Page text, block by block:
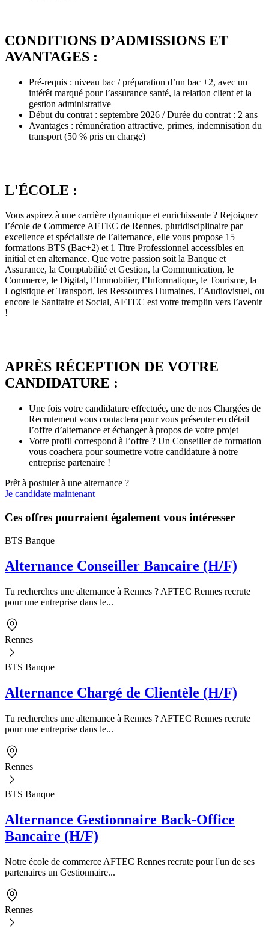
CONDITIONS D’ADMISSIONS ET
AVANTAGES :
Pré-requis : niveau bac / préparation d’un bac +2, avec un
intérêt marqué pour l’assurance santé, la relation client et la
gestion administrative
Début du contrat : septembre 2026 / Durée du contrat : 2 ans
Avantages : rémunération attractive, primes, indemnisation du
transport (50 % pris en charge)
L'ÉCOLE :
Vous aspirez à une carrière dynamique et enrichissante ? Rejoignez
l’école de Commerce AFTEC de Rennes, pluridisciplinaire par
excellence et spécialiste de l’alternance, elle vous propose 15
formations BTS (Bac+2) et 1 Titre Professionnel accessibles en
initial et en alternance. Que votre passion soit la Banque et
Assurance, la Comptabilité et Gestion, la Communication, le
Commerce, le Digital, l’Immobilier, l’Informatique, le Tourisme, la
Logistique et Transport, les Ressources Humaines, l’Audiovisuel, ou
encore le Sanitaire et Social, AFTEC est votre tremplin vers l’avenir
!
APRÈS RÉCEPTION DE VOTRE
CANDIDATURE :
Une fois votre candidature effectuée, une de nos Chargées de
Recrutement vous contactera pour vous présenter en détail
l’offre d’alternance et échanger à propos de votre projet
Votre profil correspond à l’offre ? Un Conseiller de formation
vous coachera pour soumettre votre candidature à notre
entreprise partenaire !
Prêt à postuler à une alternance ?
Je candidate maintenant
Ces offres pourraient également vous intéresser
BTS Banque
Alternance Conseiller Bancaire (H/F)
Tu recherches une alternance à Rennes ? AFTEC Rennes recrute
pour une entreprise dans le...
Rennes
BTS Banque
Alternance Chargé de Clientèle (H/F)
Tu recherches une alternance à Rennes ? AFTEC Rennes recrute
pour une entreprise dans le...
Rennes
BTS Banque
Alternance Gestionnaire Back-Office
Bancaire (H/F)
Notre école de commerce AFTEC Rennes recrute pour l'un de ses
partenaires un Gestionnaire...
Rennes